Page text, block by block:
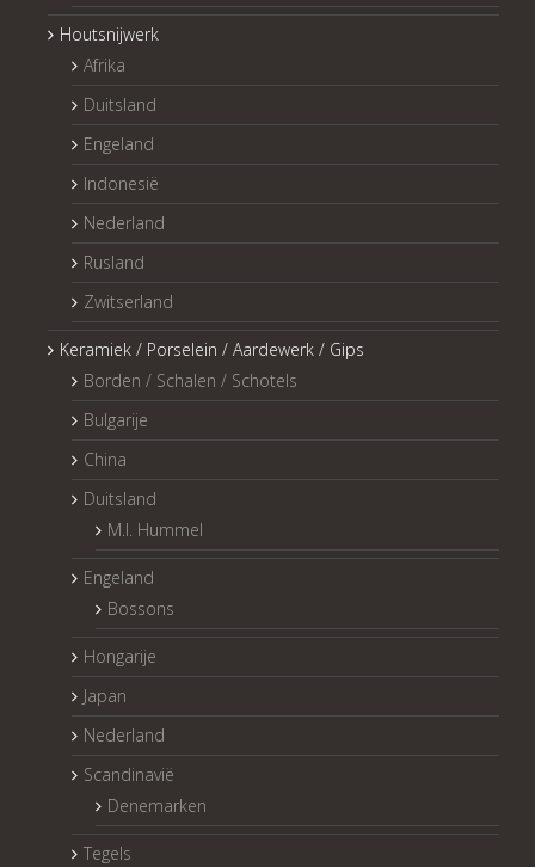
Houtsnijwerk
Afrika
Duitsland
Engeland
Indonesië
Nederland
Rusland
Zwitserland
Keramiek / Porselein / Aardewerk / Gips
Borden / Schalen / Schotels
Bulgarije
China
Duitsland
M.I. Hummel
Engeland
Bossons
Hongarije
Japan
Nederland
Scandinavië
Denemarken
Tegels